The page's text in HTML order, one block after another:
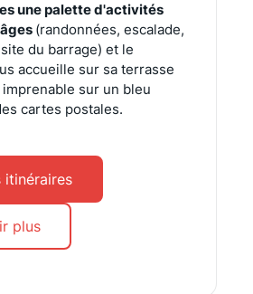
une palette d'activités
(randonnées, escalade,
du barrage) et le
accueille sur sa terrasse
sur un bleu
cartes postales.
itinéraires
plus